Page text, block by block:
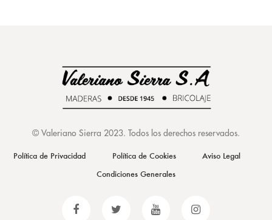
© Valeriano Sierra 2023. Todos los derechos reservados.
Política de Privacidad Política de Cookies
Aviso Legal
Condiciones Generales